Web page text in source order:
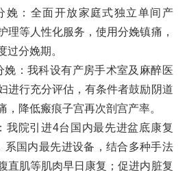
娩：全面开放家庭式独立单间产
理等人性化服务，使用分娩镇痛，
过分娩期。
娩：我科设有产房手术室及麻醉医
进行充分评估，有条件者鼓励阴道
，降低瘢痕子宫再次剖宫产率。
我院引进4台国内最先进盆底康复
系国内最先进设备，结合多种手法
直肌等肌肉早日康复；促进内脏复